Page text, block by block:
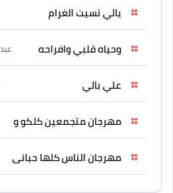
يالي نسيت الغرام
وحياه قلبي وافراحه
علي بالي
مهرجان متجمعين كلكو و
مهرجان الناس كلها حبانى